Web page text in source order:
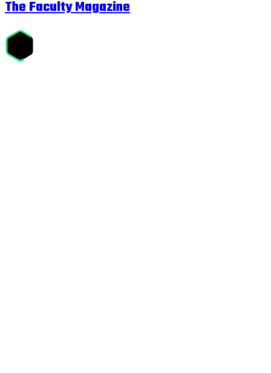
The Faculty Magazine